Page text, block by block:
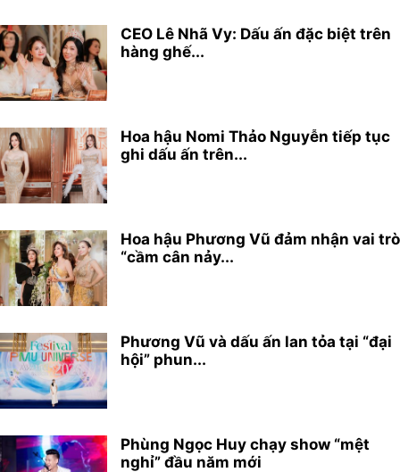
CEO Lê Nhã Vy: Dấu ấn đặc biệt trên
hàng ghế...
Hoa hậu Nomi Thảo Nguyễn tiếp tục
ghi dấu ấn trên...
Hoa hậu Phương Vũ đảm nhận vai trò
“cầm cân nảy...
Phương Vũ và dấu ấn lan tỏa tại “đại
hội” phun...
Phùng Ngọc Huy chạy show “mệt
nghỉ” đầu năm mới